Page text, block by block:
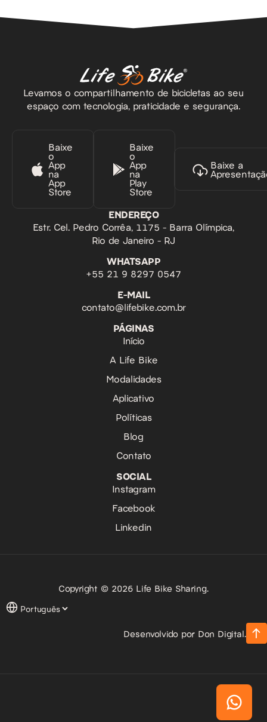
Levamos o compartilhamento de bicicletas ao seu
espaço com tecnologia, praticidade e segurança.
Baixe
o
App
na
App
Store
Baixe
o
App
na
Play
Store
Baixe a
ENDEREÇO
Estr. Cel. Pedro Corrêa, 1175 - Barra Olímpica,
Rio de Janeiro - RJ
WHATSAPP
‪+55 21 9 8297 0547‬
E-MAIL
contato@lifebike.com.br
PÁGINAS
Início
A Life Bike
Modalidades
Aplicativo
Políticas
Blog
Contato
SOCIAL
Instagram
Facebook
Linkedin
Copyright © 2026 Life Bike Sharing.
Desenvolvido por Don Digital.